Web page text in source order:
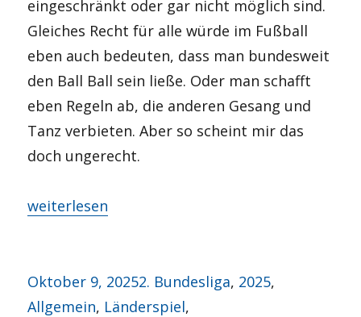
eingeschränkt oder gar nicht möglich sind.
Gleiches Recht für alle würde im Fußball
eben auch bedeuten, dass man bundesweit
den Ball Ball sein ließe. Oder man schafft
eben Regeln ab, die anderen Gesang und
Tanz verbieten. Aber so scheint mir das
doch ungerecht.
„Palmsonntag“
weiterlesen
Veröffentlicht
am
Oktober 9, 2025Kategorien
2. Bundesliga, 2025,
Allgemein, Länderspiel,